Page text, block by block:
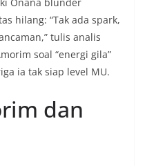
hilang: “Tak ada spark,
tulis analis
soal “energi gila”
ia tak siap level MU.
dan